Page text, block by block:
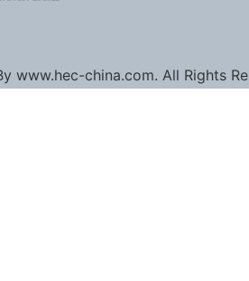
www.hec-china.com. All Rights